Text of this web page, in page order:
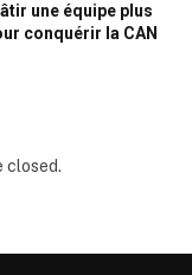
une équipe plus
conquérir la CAN
closed.